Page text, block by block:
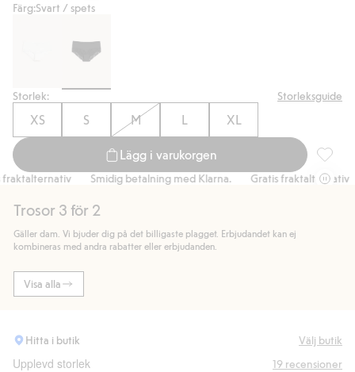
Färg:Svart / spets
Storlek: Storleksguide
XS S M L XL
Lägg i varukorgen
Smidig betalning med Klarna. Gratis fraktalternativ
Trosor 3 för 2
Gäller dam. Vi bjuder dig på det billigaste plagget. Erbjudandet kan ej
kombineras med andra rabatter eller erbjudanden.
Visa alla
Hitta i butik Välj butik
Upplevd storlek 19 recensioner